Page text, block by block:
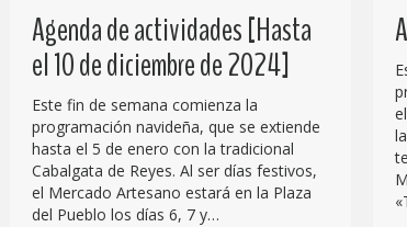
Agenda de actividades [Hasta
el 10 de diciembre de 2024]
Este fin de semana comienza la
programación navideña, que se extiende
hasta el 5 de enero con la tradicional
Cabalgata de Reyes. Al ser días festivos,
el Mercado Artesano estará en la Plaza
del Pueblo los días 6, 7 y…